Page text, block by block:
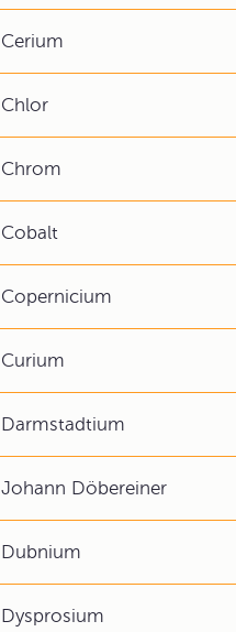
Cerium
Chlor
Chrom
Cobalt
Copernicium
Curium
Darmstadtium
Johann Döbereiner
Dubnium
Dysprosium